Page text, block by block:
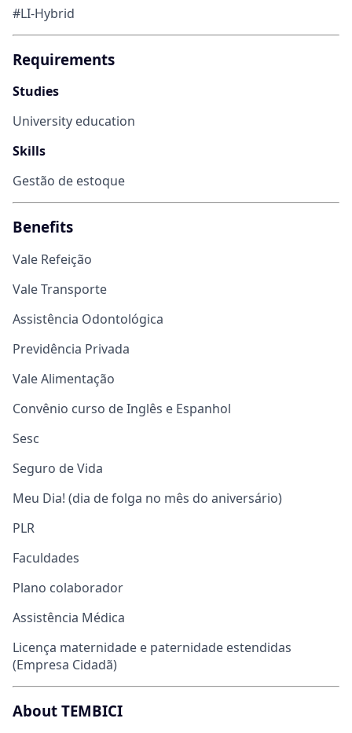
#LI-Hybrid
Requirements
Studies
University education
Skills
Gestão de estoque
Benefits
Vale Refeição
Vale Transporte
Assistência Odontológica
Previdência Privada
Vale Alimentação
Convênio curso de Inglês e Espanhol
Sesc
Seguro de Vida
Meu Dia! (dia de folga no mês do aniversário)
PLR
Faculdades
Plano colaborador
Assistência Médica
Licença maternidade e paternidade estendidas
(Empresa Cidadã)
About TEMBICI